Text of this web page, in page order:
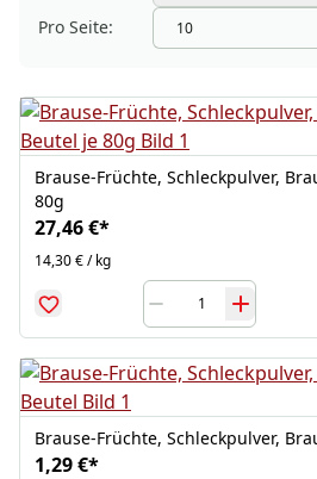
Pro Seite:
Brause-Früchte, Schleckpulver,
80g
27,46 €*
14,30 € / kg
Brause-Früchte, Schleckpulver,
1,29 €*